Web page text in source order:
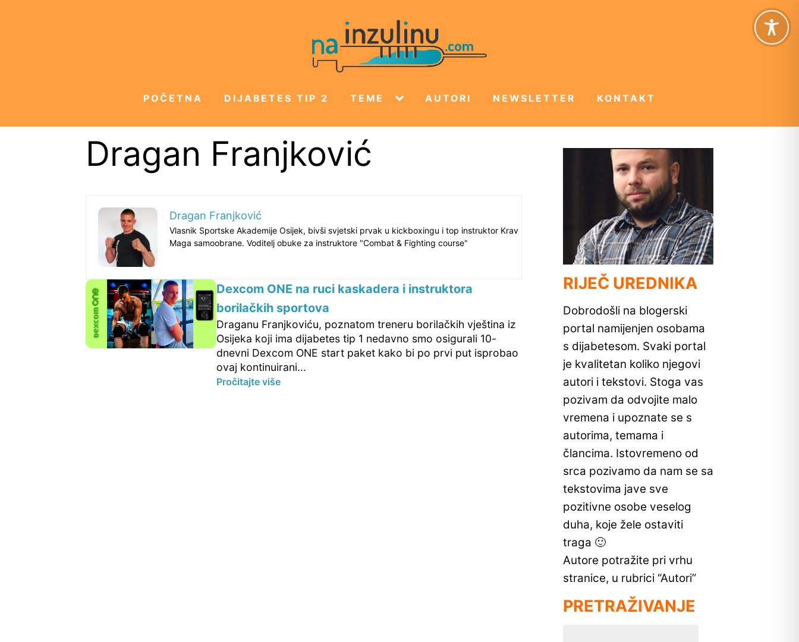
POČETNA DIJABETES TIP 2 TEME AUTORI NEWSLETTER KONTAKT
Dragan Franjković
Dragan Franjković
Vlasnik Sportske Akademije Osijek, bivši svjetski prvak u kickboxingu i top instruktor Krav
Maga samoobrane. Voditelj obuke za instruktore "Combat & Fighting course"
Dexcom ONE na ruci kaskadera i instruktora
borilačkih sportova
Draganu Franjkoviću, poznatom treneru borilačkih vještina iz
Osijeka koji ima dijabetes tip 1 nedavno smo osigurali 10-
dnevni Dexcom ONE start paket kako bi po prvi put isprobao
ovaj kontinuirani...
Pročitajte više
RIJEČ UREDNIKA
Dobrodošli na blogerski
portal namijenjen osobama
s dijabetesom. Svaki portal
je kvalitetan koliko njegovi
autori i tekstovi. Stoga vas
pozivam da odvojite malo
vremena i upoznate se s
autorima, temama i
člancima. Istovremeno od
srca pozivamo da nam se sa
tekstovima jave sve
pozitivne osobe veselog
duha, koje žele ostaviti
traga 🙂
Autore potražite pri vrhu
stranice, u rubrici “Autori”
PRETRAŽIVANJE